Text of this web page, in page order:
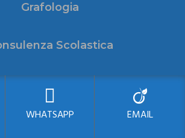
Grafologia
Scolastica
aziendale e Formazione
WHATSAPP EMAIL